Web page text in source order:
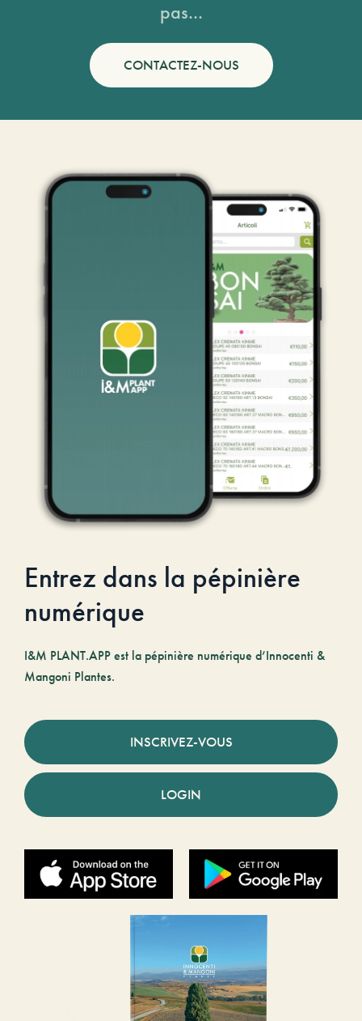
pas...
CONTACTEZ-NOUS
Entrez dans la pépinière
numérique
I&M PLANT.APP est la pépinière numérique d’Innocenti &
Mangoni Plantes.
INSCRIVEZ-VOUS
LOGIN